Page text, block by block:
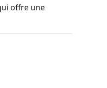
offre une
de tennis les